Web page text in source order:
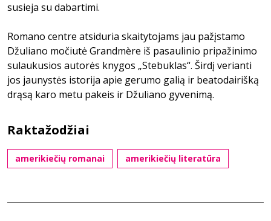
susieja su dabartimi.
Romano centre atsiduria skaitytojams jau pažįstamo
Džuliano močiutė Grandmère iš pasaulinio pripažinimo
sulaukusios autorės knygos „Stebuklas“. Širdį verianti
jos jaunystės istorija apie gerumo galią ir beatodairišką
drąsą karo metu pakeis ir Džuliano gyvenimą.
Raktažodžiai
amerikiečių romanai amerikiečių literatūra